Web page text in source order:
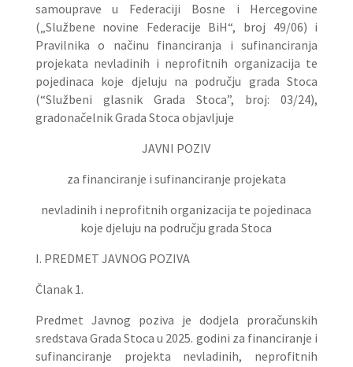
samouprave u Federaciji Bosne i Hercegovine
(„Službene novine Federacije BiH“, broj 49/06) i
Pravilnika o načinu financiranja i sufinanciranja
projekata nevladinih i neprofitnih organizacija te
pojedinaca koje djeluju na području grada Stoca
(“Službeni glasnik Grada Stoca”, broj: 03/24),
gradonačelnik Grada Stoca objavljuje
JAVNI POZIV
za financiranje i sufinanciranje projekata
nevladinih i neprofitnih organizacija te pojedinaca
koje djeluju na području grada Stoca
I. PREDMET JAVNOG POZIVA
Članak 1.
Predmet Javnog poziva je dodjela proračunskih
sredstava Grada Stoca u 2025. godini za financiranje i
sufinanciranje projekta nevladinih, neprofitnih